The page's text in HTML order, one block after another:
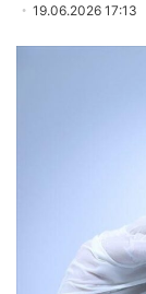
19.06.2026 17:13